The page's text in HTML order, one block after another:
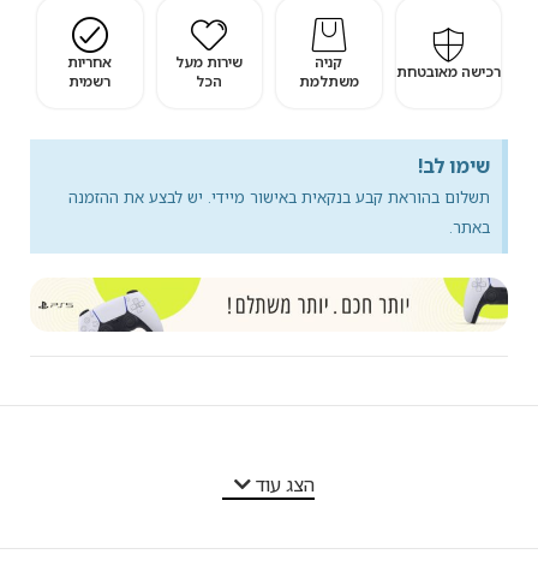
רכישה מאובטחת
קניה
משתלמת
שירות מעל
הכל
אחריות
רשמית
שימו לב!
תשלום בהוראת קבע בנקאית באישור מיידי. יש לבצע את ההזמנה
באתר.
הצג עוד